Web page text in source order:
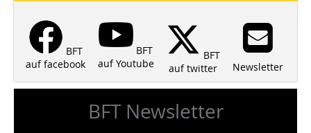
BFT
auf facebook
BFT
auf Youtube
BFT
auf twitter
Newsletter
BFT Newsletter